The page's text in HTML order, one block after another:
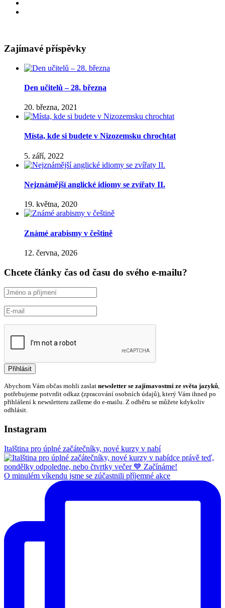
Zajímavé příspěvky
Den učitelů – 28. března
20. března, 2021
Místa, kde si budete v Nizozemsku chrochtat
5. září, 2022
Nejznámější anglické idiomy se zvířaty II.
19. května, 2020
Známé arabismy v češtině
12. června, 2026
Chcete články čas od času do svého e-mailu?
Abychom Vám občas mohli zaslat newsletter se zajímavostmi ze světa jazyků,
potřebujeme potvrdit odkaz (zpracování osobních údajů), který Vám ihned po
přihlášení k newsletteru zašleme do e-mailu. Z odběru se můžete kdykoliv
odhlásit.
Instagram
Italština pro úplné začátečníky, nové kurzy v nabí
O minulém víkendu jsme se zúčastnili příjemné akce